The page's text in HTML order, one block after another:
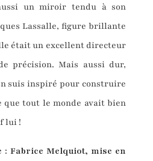
un miroir tendu à son
Lassalle, figure brillante
était un excellent directeur
précision. Mais aussi dur,
suis inspiré pour construire
que tout le monde avait bien
lui !
: Fabrice Melquiot, mise en